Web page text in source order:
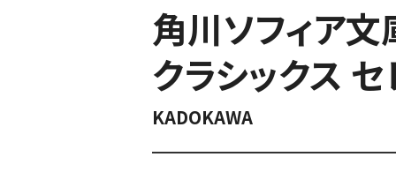
角川ソフィア文
クラシックス
KADOKAWA